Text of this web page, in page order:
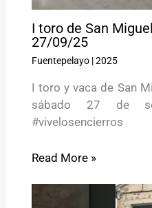
I toro de San
27/09/25
Fuentepelayo|2025
I toro y vaca de San
sábado 27 de
#vivelosencierros
Read More »